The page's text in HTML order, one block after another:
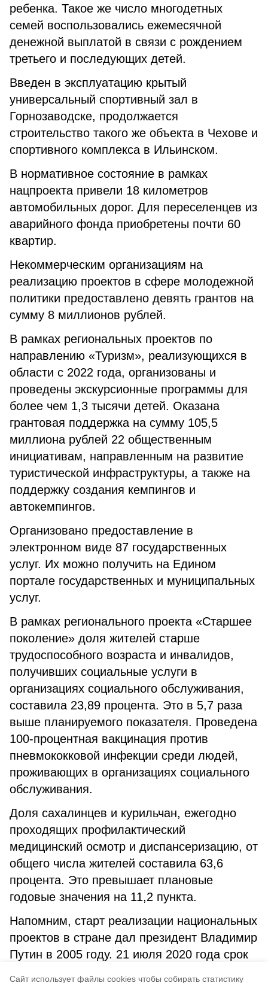
Cайт использует файлы cookies чтобы собирать статистику
ребенка. Такое же число многодетных
семей воспользовались ежемесячной
денежной выплатой в связи с рождением
третьего и последующих детей.
Введен в эксплуатацию крытый
универсальный спортивный зал в
Горнозаводске, продолжается
строительство такого же объекта в Чехове и
спортивного комплекса в Ильинском.
В нормативное состояние в рамках
нацпроекта привели 18 километров
автомобильных дорог. Для переселенцев из
аварийного фонда приобретены почти 60
квартир.
Некоммерческим организациям на
реализацию проектов в сфере молодежной
политики предоставлено девять грантов на
сумму 8 миллионов рублей.
В рамках региональных проектов по
направлению «Туризм», реализующихся в
области с 2022 года, организованы и
проведены экскурсионные программы для
более чем 1,3 тысячи детей. Оказана
грантовая поддержка на сумму 105,5
миллиона рублей 22 общественным
инициативам, направленным на развитие
туристической инфраструктуры, а также на
поддержку создания кемпингов и
автокемпингов.
Организовано предоставление в
электронном виде 87 государственных
услуг. Их можно получить на Едином
портале государственных и муниципальных
услуг.
В рамках регионального проекта «Старшее
поколение» доля жителей старше
трудоспособного возраста и инвалидов,
получивших социальные услуги в
организациях социального обслуживания,
составила 23,89 процента. Это в 5,7 раза
выше планируемого показателя. Проведена
100-процентная вакцинация против
пневмококковой инфекции среди людей,
проживающих в организациях социального
обслуживания.
Доля сахалинцев и курильчан, ежегодно
проходящих профилактический
медицинский осмотр и диспансеризацию, от
общего числа жителей составила 63,6
процента. Это превышает плановые
годовые значения на 11,2 пункта.
Напомним, старт реализации национальных
проектов в стране дал президент Владимир
Путин в 2005 году. 21 июля 2020 года срок